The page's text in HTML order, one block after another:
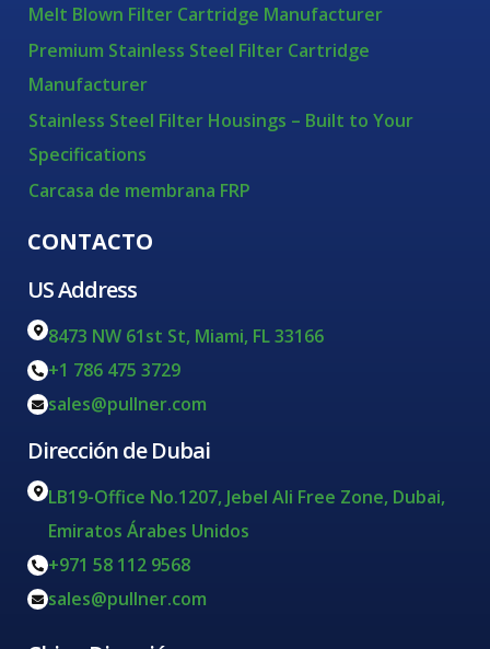
Melt Blown Filter Cartridge Manufacturer
Premium Stainless Steel Filter Cartridge
Manufacturer
Stainless Steel Filter Housings – Built to Your
Specifications
Carcasa de membrana FRP
CONTACTO
US Address
8473 NW 61st St, Miami, FL 33166
+1 786 475 3729
sales@pullner.com
Dirección de Dubai
LB19-Office No.1207, Jebel Ali Free Zone, Dubai,
Emiratos Árabes Unidos
+971 58 112 9568
sales@pullner.com